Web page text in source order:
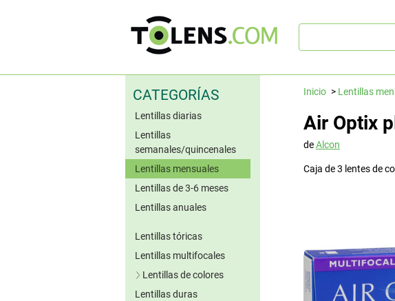
Búsqueda
CATEGORÍAS
Lentillas diarias
Lentillas
semanales/quincenales
Lentillas mensuales
Lentillas de 3-6 meses
Lentillas anuales
Lentillas tóricas
Lentillas multifocales
Lentillas de colores
Lentillas azules
Lentillas duras
Inicio Lentillas
Air Optix
deAlcon
Caja de 3 lentes de